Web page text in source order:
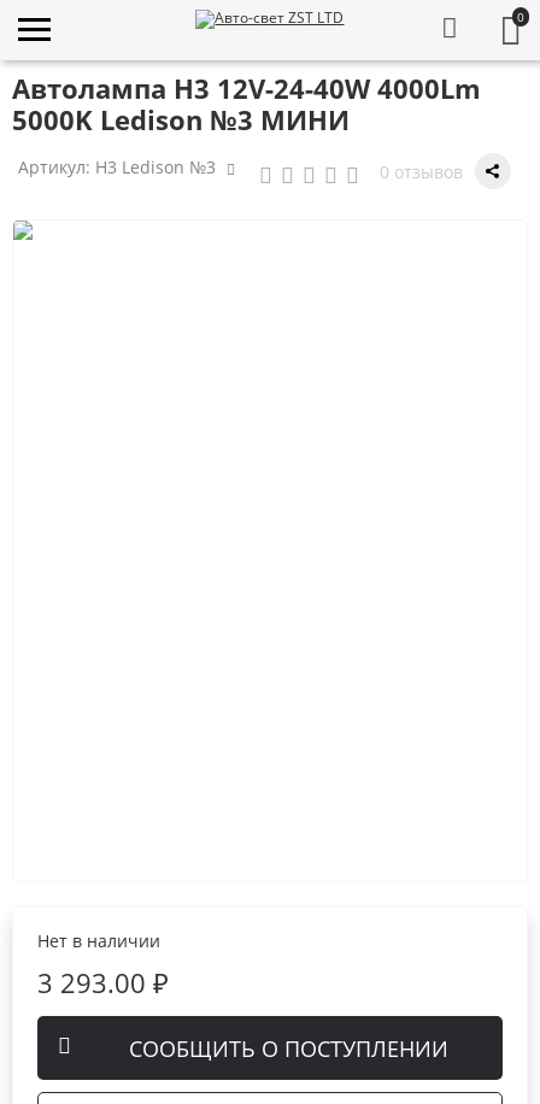
0
Автолампа H3 12V-24-40W 4000Lm
5000K Ledison №3 МИНИ
Артикул: H3 Ledison №3 0 отзывов
Нет в наличии
3 293.00 ₽
СООБЩИТЬ О ПОСТУПЛЕНИИ